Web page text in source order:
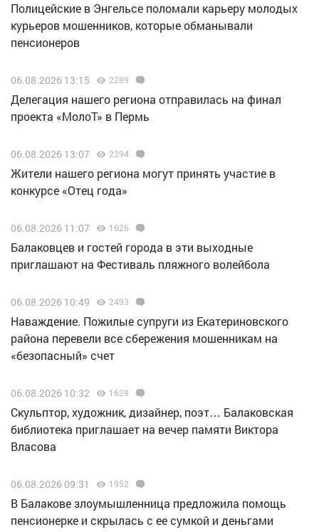
Полицейские в Энгельсе поломали карьеру молодых
курьеров мошенников, которые обманывали
пенсионеров
06.08.2026 13:15 2289
Делегация нашего региона отправилась на финал
проекта «МолоТ» в Пермь
06.08.2026 13:07 2294
Жители нашего региона могут принять участие в
конкурсе «Отец года»
06.08.2026 11:07 1626
Балаковцев и гостей города в эти выходные
приглашают на Фестиваль пляжного волейбола
06.08.2026 10:49 2493
Наваждение. Пожилые супруги из Екатериновского
района перевели все сбережения мошенникам на
«безопасный» счет
06.08.2026 10:32 1629
Скульптор, художник, дизайнер, поэт… Балаковская
библиотека приглашает на вечер памяти Виктора
Власова
06.08.2026 09:31 1952
В Балакове злоумышленница предложила помощь
пенсионерке и скрылась с ее сумкой и деньгами